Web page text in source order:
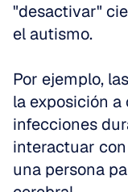
"desactivar"
el autismo.
Por ejemplo,
la exposición
infecciones
interactuar
una persona